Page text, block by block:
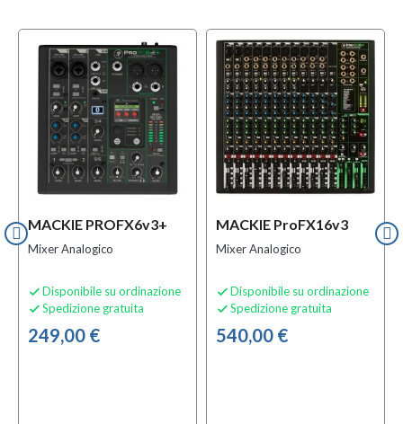
MACKIE PROFX6v3+
Mixer Analogico
 Disponibile su ordinazione
 Spedizione gratuita
249,00 €
MACKIE ProFX16v3
Mixer Analogico
 Disponibile su ordinazione
 Spedizione gratuita
540,00 €